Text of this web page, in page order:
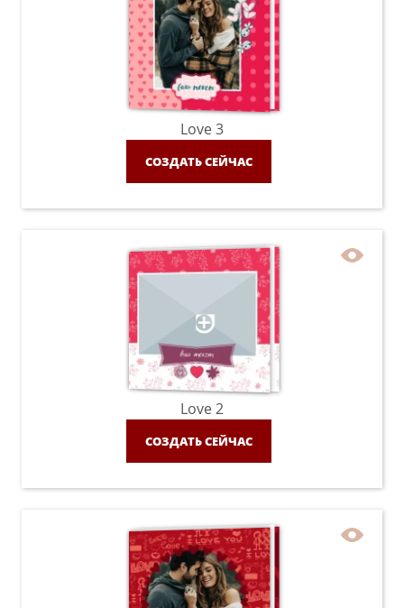
Love 3
СОЗДАТЬ СЕЙЧАС
Love 2
СОЗДАТЬ СЕЙЧАС